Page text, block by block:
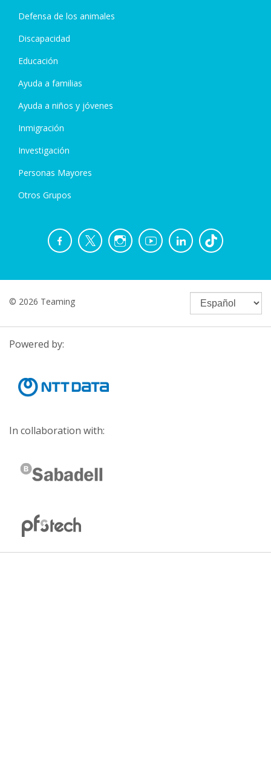
Defensa de los animales
Discapacidad
Educación
Ayuda a familias
Ayuda a niños y jóvenes
Inmigración
Investigación
Personas Mayores
Otros Grupos
© 2026 Teaming
Powered by:
In collaboration with: